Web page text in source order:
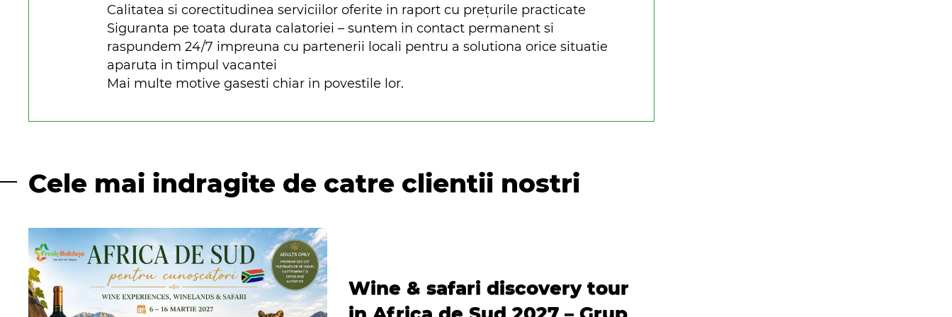
Calitatea si corectitudinea serviciilor oferite in raport cu prețurile practicate
Siguranta pe toata durata calatoriei – suntem in contact permanent si
raspundem 24/7 impreuna cu partenerii locali pentru a solutiona orice situatie
aparuta in timpul vacantei
Mai multe motive gasesti chiar in povestile lor.
Cele mai indragite de catre clientii nostri
Wine & safari discovery tour